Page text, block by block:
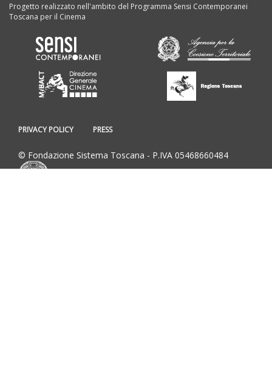
Progetto realizzato nell'ambito del Programma Sensi Contemporanei
Toscana per il Cinema
PRIVACY POLICY PRESS
© Fondazione Sistema Toscana - P.IVA 05468660484